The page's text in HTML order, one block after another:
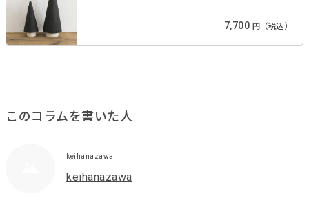
7,700 円（税込）
このコラムを書いた人
keihanazawa
keihanazawa